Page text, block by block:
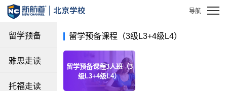
留学预备
雅思走读
托福走读
留学预备课程（3级L3+4级L4）
留学预备课程3人班（3
级L3+4级L4）